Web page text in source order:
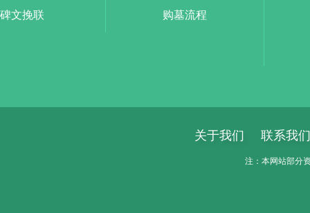
碑文挽联 购墓流程
关于我们 联系我们
注：本网站部分